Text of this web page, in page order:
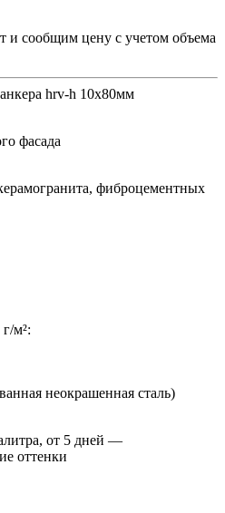
и сообщим цену с учетом объема
hrv-h 10х80мм
фасада
фиброцементных
м²:
неокрашенная сталь)
от 5 дней —
оттенки